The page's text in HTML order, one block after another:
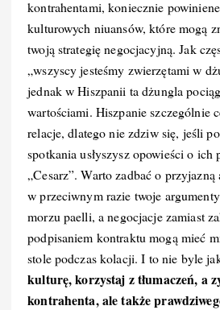
e
b
o
o
k
e
st
bl
r
di
t
kontrahentami, koniecznie
kulturowych niuansów, które mogą
twoją strategię negocjacyjną. Jak
„wszyscy jesteśmy zwierzętami w
jednak w Hiszpanii ta dżungla
wartościami. Hiszpanie szczególnie
relacje, dlatego nie zdziw się, jeśli
spotkania usłyszysz opowieści o
„Cesarz”. Warto zadbać o
w przeciwnym razie twoje
morzu paelli, a negocjacje zamiast
podpisaniem kontraktu mogą mieć
stole podczas kolacji. I to nie byle
kulturę, korzystaj z tłumaczeń, a
kontrahenta, ale także